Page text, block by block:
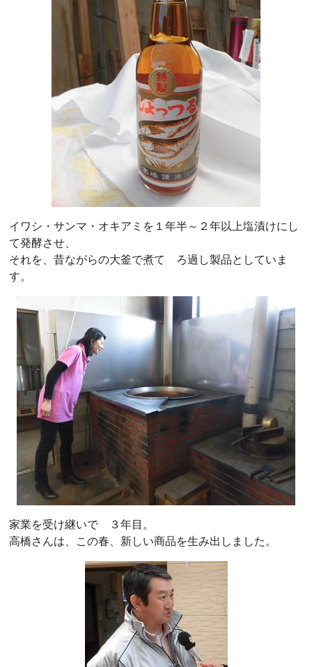
イワシ・サンマ・オキアミを１年半～２年以上塩漬けにし
て発酵させ、
それを、昔ながらの大釜で煮て ろ過し製品としていま
す。
家業を受け継いで ３年目。
高橋さんは、この春、新しい商品を生み出しました。